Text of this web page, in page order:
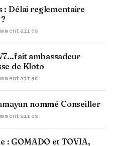
: Délai reglementaire
ambassadeur
de Kloto
nommé Conseiller
: GOMADO et TOVIA,